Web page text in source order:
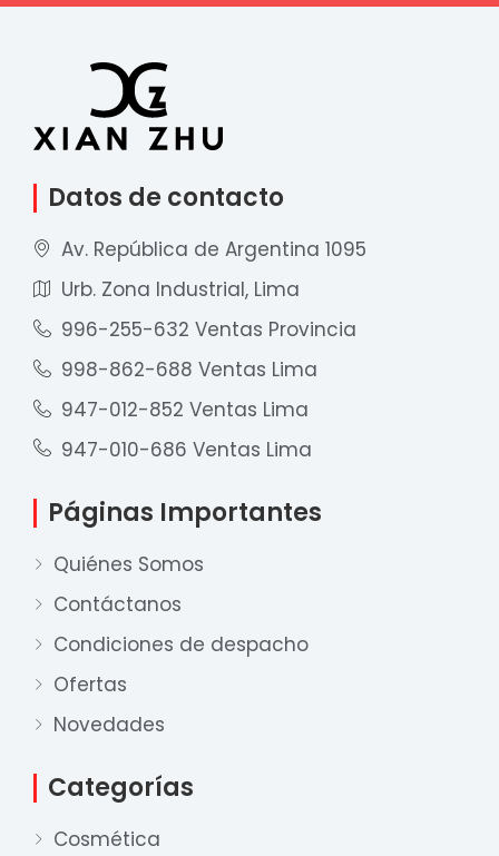
Datos de contacto
Av. República de Argentina 1095
Urb. Zona Industrial, Lima
996-255-632 Ventas Provincia
998-862-688 Ventas Lima
947-012-852 Ventas Lima
947-010-686 Ventas Lima
Páginas Importantes
Quiénes Somos
Contáctanos
Condiciones de despacho
Ofertas
Novedades
Categorías
Cosmética
para responder a sus preguntas. ¡Lo